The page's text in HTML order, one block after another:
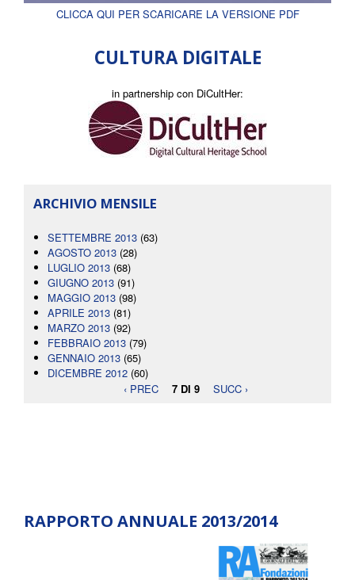
CLICCA QUI PER SCARICARE LA VERSIONE PDF
CULTURA DIGITALE
in partnership con DiCultHer:
ARCHIVIO MENSILE
SETTEMBRE 2013 (63)
AGOSTO 2013 (28)
LUGLIO 2013 (68)
GIUGNO 2013 (91)
MAGGIO 2013 (98)
APRILE 2013 (81)
MARZO 2013 (92)
FEBBRAIO 2013 (79)
GENNAIO 2013 (65)
DICEMBRE 2012 (60)
‹ PREC
7 DI 9 SUCC ›
RAPPORTO ANNUALE 2013/2014